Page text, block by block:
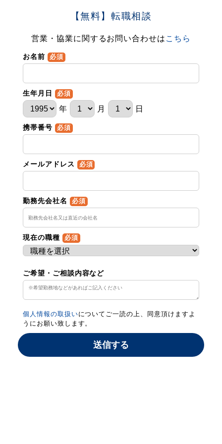
【無料】転職相談
営業・協業に関するお問い合わせは こちら
お名前 必須
生年月日 必須
年 月 日
携帯番号 必須
メールアドレス 必須
勤務先会社名 必須
現在の職種 必須
ご希望・ご相談内容など
個人情報の取扱いについてご一読の上、同意頂けますよ
うにお願い致します。